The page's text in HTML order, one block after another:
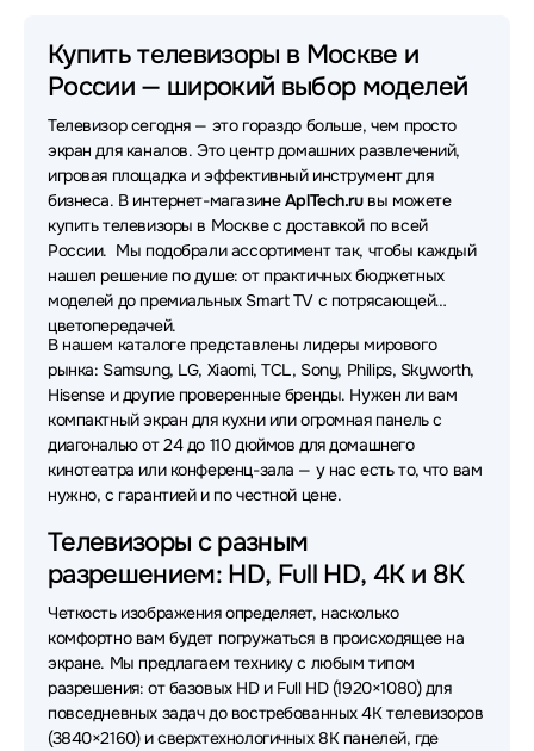
Телевизоры Shivaki Телевизоры Dreame
Телевизоры Artel Телевизоры Sony
Телевизоры Philips Телевизоры Hikers
Телевизоры Kuppersberg Телевизоры Harper
Телевизоры Viomi Телевизоры Aiwa
Телевизоры HP
Телевизоры Horizont Телевизоры Irbis
Телевизоры Sber Телевизоры Raskat
Телевизоры Витязь Телевизоры Skyland
Телевизоры Qwatt Телевизоры Rombica
Купить телевизоры в Москве и
России — широкий выбор моделей
Телевизор сегодня — это гораздо больше, чем просто
экран для каналов. Это центр домашних развлечений,
игровая площадка и эффективный инструмент для
бизнеса. В интернет-магазинеAplTech.ruвы можете
купить телевизоры в Москве с доставкой по всей
России. Мы подобрали ассортимент так, чтобы каждый
нашел решение по душе: от практичных бюджетных
моделей до премиальных Smart TV с потрясающей
цветопередачей.
В нашем каталоге представлены лидеры мирового
рынка: Samsung, LG, Xiaomi, TCL, Sony, Philips, Skyworth,
Hisense и другие проверенные бренды. Нужен ли вам
компактный экран для кухни или огромная панель с
диагональю от 24 до 110 дюймов для домашнего
кинотеатра или конференц-зала — у нас есть то, что вам
нужно, с гарантией и по честной цене.
Телевизоры с разным
разрешением: HD, Full HD, 4K и 8K
Четкость изображения определяет, насколько
комфортно вам будет погружаться в происходящее на
экране. Мы предлагаем технику с любым типом
разрешения: от базовых HD и Full HD (1920×1080) для
повседневных задач до востребованных 4K телевизоров
(3840×2160) и сверхтехнологичных 8K панелей, где